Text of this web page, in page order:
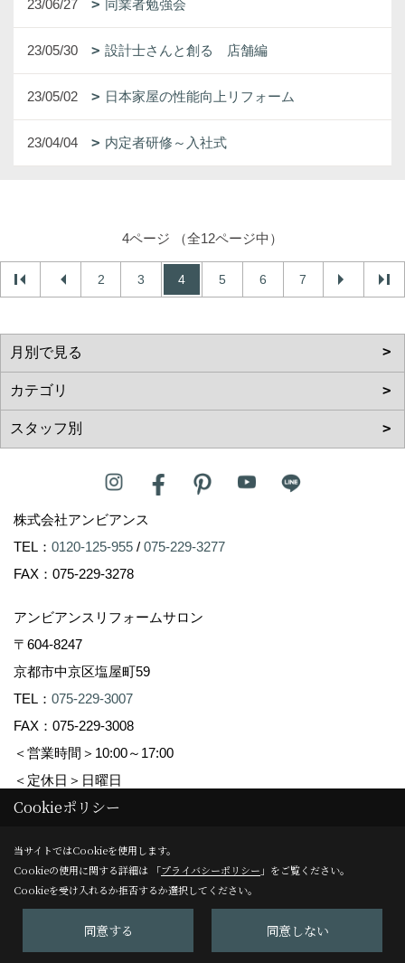
23/06/27 同業者勉強会
23/05/30 設計士さんと創る 店舗編
23/05/02 日本家屋の性能向上リフォーム
23/04/04 内定者研修～入社式
4ページ （全12ページ中）
2 3 4 5 6 7
株式会社アンビアンス
TEL： 0120-125-955 / 075-229-3277
FAX：075-229-3278
アンビアンスリフォームサロン
〒604-8247
京都市中京区塩屋町59
TEL： 075-229-3007
FAX：075-229-3008
＜営業時間＞10:00～17:00
＜定休日＞日曜日
Copyright (c) Ambiance Co.,Ltd. All Rights Reserved.
Produced byゴデスクリエイト
Cookieポリシー
当サイトではCookieを使用します。
Cookieの使用に関する詳細は 「プライバシーポリシー 」をご覧ください。
Cookieを受け入れるか拒否するか選択してください。
同意する 同意しない